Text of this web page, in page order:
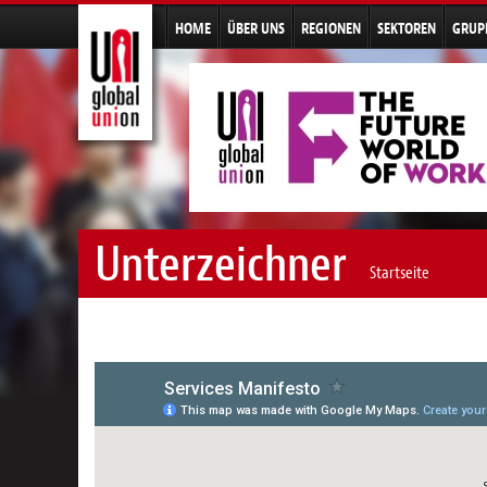
HOME ÜBER UNS REGIONEN SEKTOREN
Unterzeichner Startseite